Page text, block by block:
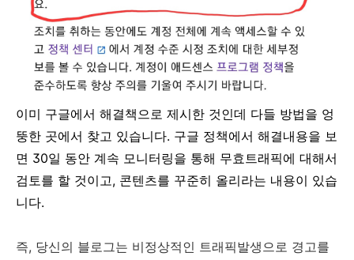
이미 구글에서 해결책으로 제시한 것인데 다들 방법을 엉
뚱한 곳에서 찾고 있습니다. 구글 정책에서 해결내용을 보
면 30일 동안 계속 모니터링을 통해 무효트래픽에 대해서
검토를 할 것이고, 콘텐츠를 꾸준히 올리라는 내용이 있습
니다.
즉, 당신의 블로그는 비정상적인 트래픽발생으로 경고를